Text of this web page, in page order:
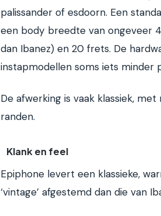
palissander of esdoorn. Een
een body breedte van ongeveer
dan Ibanez) en 20 frets. De
instapmodellen soms iets minder
De afwerking is vaak klassiek,
randen.
Klank en feel
Epiphone levert een klassieke,
‘vintage’ afgestemd dan die van